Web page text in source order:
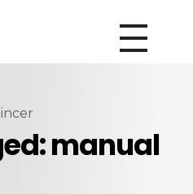
manual